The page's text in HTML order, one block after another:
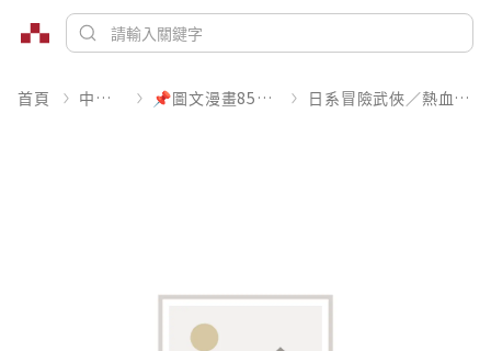
首頁 中文書 📌圖文漫畫85折起 日系冒險武俠／熱血運動